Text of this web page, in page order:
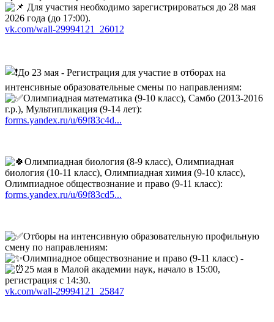
Для участия необходимо зарегистрироваться до 28 мая
2026 года (до 17:00).
vk.com/wall-29994121_26012
До 23 мая - Регистрация для участие в отборах на
интенсивные образовательные смены по направлениям:
Олимпиадная математика (9-10 класс), Самбо (2013-2016
г.р.), Мультипликация (9-14 лет):
forms.yandex.ru/u/69f83c4d...
Олимпиадная биология (8-9 класс), Олимпиадная
биология (10-11 класс), Олимпиадная химия (9-10 класс),
Олимпиадное обществознание и право (9-11 класс):
forms.yandex.ru/u/69f83cd5...
Отборы на интенсивную образовательную профильную
смену по направлениям:
Олимпиадное обществознание и право (9-11 класс) -
25 мая в Малой академии наук, начало в 15:00,
регистрация с 14:30.
vk.com/wall-29994121_25847